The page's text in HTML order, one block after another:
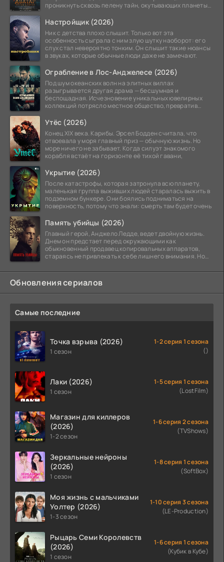
проникнуть сквозь пелену тайн, окутывающих планеты
Настройщик (2026)
Ник с детства плохо слышит. Только вот эта
особенность сыграла с ним злую шутку наоборот: его
слух стал невероятно тонким. Он слышит такие нюансы
в звуках, которые обычные люди даже не замечают.
Ограбление в Лос-Анджелесе (2026)
Под шум океанских волн на элитных виллах
разыгрывается другая драма — бесшумная и
беспощадная. Исчезновение уникальных ювелирных
коллекций потрясло местное общество, превратив
Утёс (2026)
Конец XIX века. Карибы. Эрсел Бодден считала, что
отвоевала у моря главный приз — обычную жизнь. Но
море ничего не забывает. Когда силуэт знакомого
корабля встаёт на горизонте её тихой гавани,
Укрытие (2026)
После катастрофы, которая затронула всю планету,
маленькая группа выживших людей старалась выжить в
подземном бункере. Они боялись подниматься на
поверхность, потому что знали: смерть там будет очень
Память убийцы (2026)
Главный герой, Анджело Ледде, ведет двойную жизнь.
Днем он предстает перед окружающими как
обыкновенный продавец копировальных аппаратов,
стараясь не привлекать к себе лишнего внимания. Но
Обновления сериалов
Самые последние
Точка взрыва (2026)
1 сезон
1-2 серия 1 сезона
()
Лаки (2026)
1 сезон
1-5 серия 1 сезона
(LostFilm)
Магазин для киллеров
(2026)
1-2 сезон
1-6 серия 2 сезона
(TVShows)
Зеркальные нейроны
(2026)
1 сезон
1-8 серия 1 сезона
(SoftBox)
Моя жизнь с мальчиками
Уолтер (2026)
1-3 сезон
1-10 серия 3 сезона
(LE-Production)
Рыцарь Семи Королевств
(2026)
1 сезон
1-6 серия 1 сезона
(Кубик в Кубе)